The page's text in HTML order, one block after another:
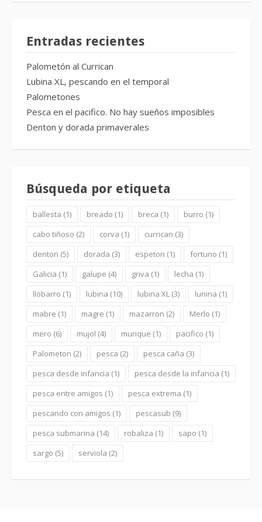
Entradas recientes
Palometón al Currican
Lubina XL, pescando en el temporal
Palometones
Pesca en el pacifico. No hay sueños imposibles
Denton y dorada primaverales
Búsqueda por etiqueta
ballesta (1) breado (1) breca (1) burro (1)
cabo tiñoso (2) corva (1) currican (3)
denton (5) dorada (3) espeton (1) fortuno (1)
Galicia (1) galupe (4) griva (1) lecha (1)
llobarro (1) lubina (10) lubina XL (3) lunina (1)
mabre (1) magre (1) mazarron (2) Merlo (1)
mero (6) mujol (4) murique (1) pacifico (1)
Palometon (2) pesca (2) pesca caña (3)
pesca desde infancia (1) pesca desde la infancia (1)
pesca entre amigos (1) pesca extrema (1)
pescando con amigos (1) pescasub (9)
pesca submarina (14) robaliza (1) sapo (1)
sargo (5) serviola (2)